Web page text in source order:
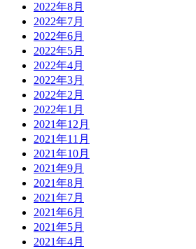
2022年8月
2022年7月
2022年6月
2022年5月
2022年4月
2022年3月
2022年2月
2022年1月
2021年12月
2021年11月
2021年10月
2021年9月
2021年8月
2021年7月
2021年6月
2021年5月
2021年4月